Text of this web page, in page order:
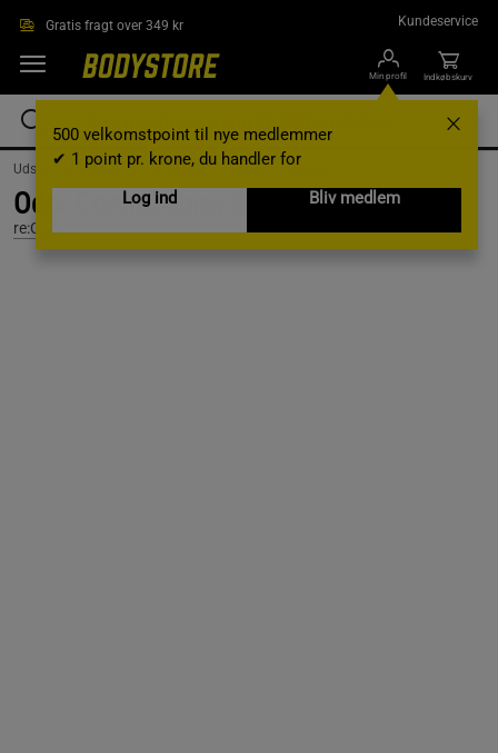
Gratis fragt over 349 kr Kundeservice
Min profil
500 velkomstpoint til nye medlemmer
✔ 1 point pr. krone, du handler for
Log ind
Bliv medlem
Indkøbskurv
Udstyr og tilbehør /Kropspleje & Hygiejne / Hygiejne
Odor Control Spray 300ml
re:CLAIM